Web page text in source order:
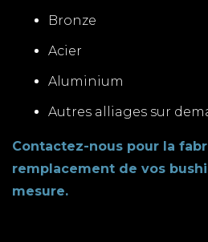
Bronze
Acier
Aluminium
Autres alliages sur
Contactez-nous pour la
remplacement de vos
mesure.